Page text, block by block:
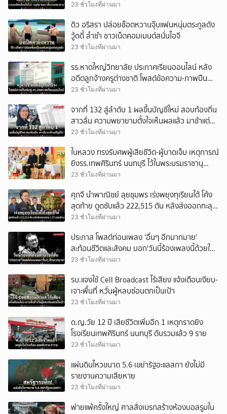
23 ชั่วโมงที่ผ่านมา
ดิว อริสรา ปล่อยช็อตหวานจุ๊บแฟนหนุ่มตระกูลดัง
วู้ดดี้ ล่ำซำ ชาวเน็ตคอมเมนต์สนั่นไอจี
23 ชั่วโมงที่ผ่านมา
รร.หาดใหญ่วิทยาลัย ประกาศเรียนออนไลน์ หลัง
อดีตลูกจ้างครูต่างชาติ โพสต์ข้อความ-ภาพปืน
ข่มขู่
23 ชั่วโมงที่ผ่านมา
จากที่ 132 สู่ลำดับ 1 ผลขึ้นบัญชีใหม่ สอบท้องถิ่น
สาวลั่น ความพยายามตั้งใจเห็นผลแล้ว มาช้าแต่ก็
ภูมิใจ
23 ชั่วโมงที่ผ่านมา
ในหลวง ทรงรับศพผู้เสียชีวิต-ผู้บาดเจ็บ เหตุการณ์
ยิงรร.เทพศิรินทร์ นนทบุรี ไว้ในพระบรมราชานุ
เคราะห์
23 ชั่วโมงที่ผ่านมา
ศุภจี นำพาณิชย์ ลุยชุมพร เร่งพยุงทุเรียนใต้ โค้ง
สุดท้าย ดูดซับแล้ว 222,515 ตัน หลังส่งออกทะลุ
1.27 แสนล้าน
23 ชั่วโมงที่ผ่านมา
ประภาส โพสต์ท่อนเพลง 'อื่นๆ อีกมากมาย'
สะท้อนชีวิตและสังคม บอก'วันนี้ร้องเพลงนี้ด้วยใจที่
สั่น'
23 ชั่วโมงที่ผ่านมา
รบ.แจงใช้ Cell Broadcast ไร้เสียง แจ้งเตือนเงียบ-
เจาะพื้นที่ หวั่นผู้หลบซ่อนตกเป็นเป้า
23 ชั่วโมงที่ผ่านมา
ด.ญ.วัย 12 ปี เสียชีวิตเพิ่มอีก 1 เหตุกราดยิง
โรงเรียนเทพศิรินทร์ นนทบุรี ดับรวมแล้ว 9 ราย
23 ชั่วโมงที่ผ่านมา
แผ่นดินไหวขนาด 5.6 เขย่ารัฐอะแลสกา ยังไม่มี
รายงานความเสียหาย
23 ชั่วโมงที่ผ่านมา
พ่ายแพ้ครั้งใหญ่ ศาลสั่งเบรกสร้างห้องบอลรูมใน